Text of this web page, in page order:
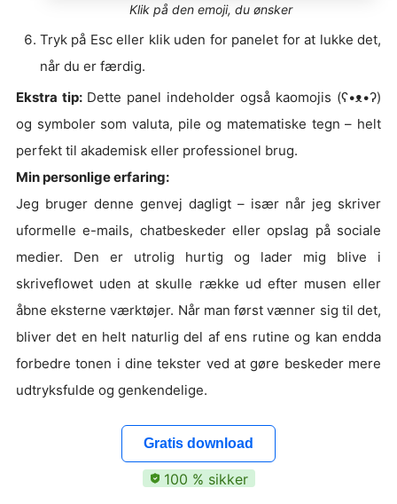
Klik på den emoji, du ønsker
Tryk på Esc eller klik uden for panelet for at lukke det,
når du er færdig.
Ekstra tip: Dette panel indeholder også kaomojis (ʕ•ᴥ•ʔ)
og symboler som valuta, pile og matematiske tegn – helt
perfekt til akademisk eller professionel brug.
Min personlige erfaring:
Jeg bruger denne genvej dagligt – især når jeg skriver
uformelle e-mails, chatbeskeder eller opslag på sociale
medier. Den er utrolig hurtig og lader mig blive i
skriveflowet uden at skulle række ud efter musen eller
åbne eksterne værktøjer. Når man først vænner sig til det,
bliver det en helt naturlig del af ens rutine og kan endda
forbedre tonen i dine tekster ved at gøre beskeder mere
udtryksfulde og genkendelige.
Gratis download
100 % sikker